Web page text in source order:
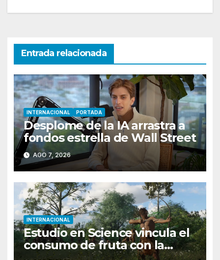
Entrada relacionada
INTERNACIONAL PORTADA
Desplome de la IA arrastra a
fondos estrella de Wall Street
AGO 7, 2026
INTERNACIONAL
Estudio en Science vincula el
consumo de fruta con la